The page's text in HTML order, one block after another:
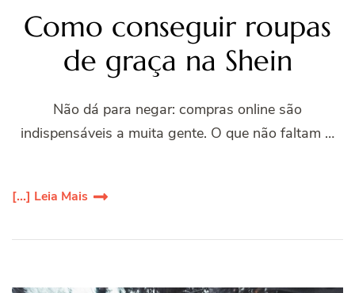
Como conseguir roupas
de graça na Shein
Não dá para negar: compras online são
indispensáveis a muita gente. O que não faltam …
[...] Leia Mais